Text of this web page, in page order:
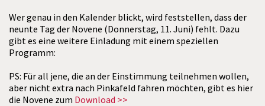
Wer genau in den Kalender blickt, wird feststellen, dass der
neunte Tag der Novene (Donnerstag, 11. Juni) fehlt. Dazu
gibt es eine weitere Einladung mit einem speziellen
Programm:
PS: Für all jene, die an der Einstimmung teilnehmen wollen,
aber nicht extra nach Pinkafeld fahren möchten, gibt es hier
die Novene zum Download >>